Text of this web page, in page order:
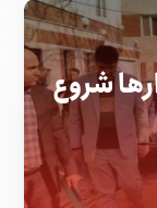
شروع